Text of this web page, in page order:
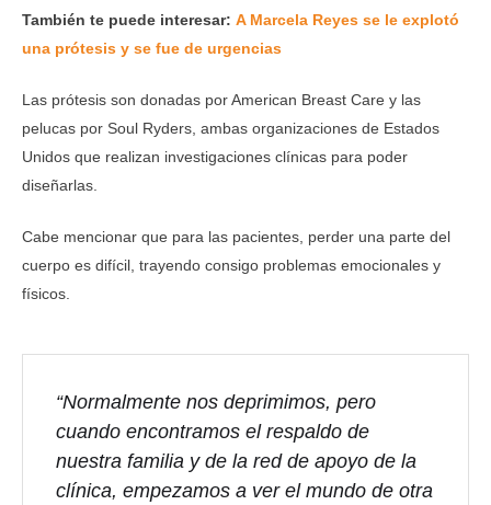
También te puede interesar: A Marcela Reyes se le explotó
una prótesis y se fue de urgencias
Las prótesis son donadas por American Breast Care y las
pelucas por Soul Ryders, ambas organizaciones de Estados
Unidos que realizan investigaciones clínicas para poder
diseñarlas.
Cabe mencionar que para las pacientes, perder una parte del
cuerpo es difícil, trayendo consigo problemas emocionales y
físicos.
“Normalmente nos deprimimos, pero
cuando encontramos el respaldo de
nuestra familia y de la red de apoyo de la
clínica, empezamos a ver el mundo de otra